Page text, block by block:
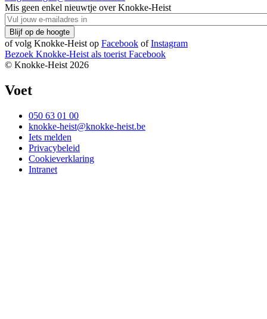
Mis geen enkel nieuwtje over Knokke-Heist
of volg Knokke-Heist op Facebook ofInstagram
Bezoek Knokke-Heist als toerist Facebook
© Knokke-Heist 2026
Voet
050 63 01 00
knokke-heist@knokke-heist.be
Iets melden
Privacybeleid
Cookieverklaring
Intranet